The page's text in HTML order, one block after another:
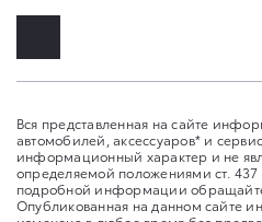
Вся представленная на сайте
автомобилей, аксессуаров* и
информационный характер и не
определяемой положениями ст.
подробной информации
Опубликованная на данном сайте